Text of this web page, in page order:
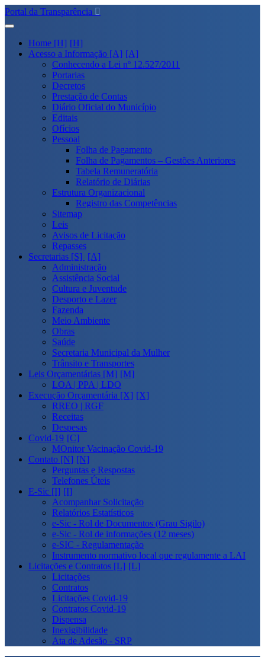
Portal da Transparência
Home [H]
Acesso a Informação [A]
Conhecendo a Lei nº 12.527/2011
Portarias
Decretos
Prestação de Contas
Diário Oficial do Município
Editais
Ofícios
Pessoal
Folha de Pagamento
Folha de Pagamentos – Gestões Anteriores
Tabela Remuneratória
Relatório de Diárias
Estrutura Organizacional
Registro das Competências
Sitemap
Leis
Avisos de Licitação
Repasses
Secretarias [S]
Administração
Assistência Social
Cultura e Juventude
Desporto e Lazer
Fazenda
Meio Ambiente
Obras
Saúde
Secretaria Municipal da Mulher
Trânsito e Transportes
Leis Orçamentárias [M]
LOA | PPA | LDO
Execução Orçamentária [X]
RREO | RGF
Receitas
Despesas
Covid-19
MOnitor Vacinação Covid-19
Contato [N]
Perguntas e Respostas
Telefones Úteis
E-Sic [I]
Acompanhar Solicitação
Relatórios Estatísticos
e-Sic - Rol de Documentos (Grau Sigilo)
e-Sic - Rol de informações (12 meses)
e-SIC - Regulamentação
Instrumento normativo local que regulamente a LAI
Licitações e Contratos [L]
Licitações
Contratos
Licitações Covid-19
Contratos Covid-19
Dispensa
Inexigibilidade
Ata de Adesão - SRP